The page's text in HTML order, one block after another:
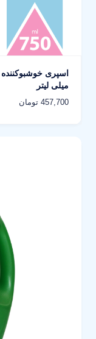
میلی لیتر
457,700 تومان